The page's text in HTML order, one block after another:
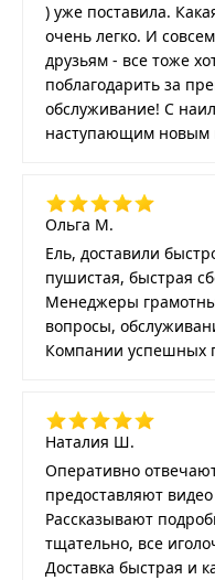
) уже поставила.
очень легко. И
друзьям - все тоже
поблагодарить за
обслуживание! С
наступающим новым
Ольга М.
Ель, доставили
пушистая, быстрая
Менеджеры
вопросы,
Компании успешных
Наталия Ш.
Оперативно
предоставляют
Рассказывают
тщательно, все
Доставка быстрая и